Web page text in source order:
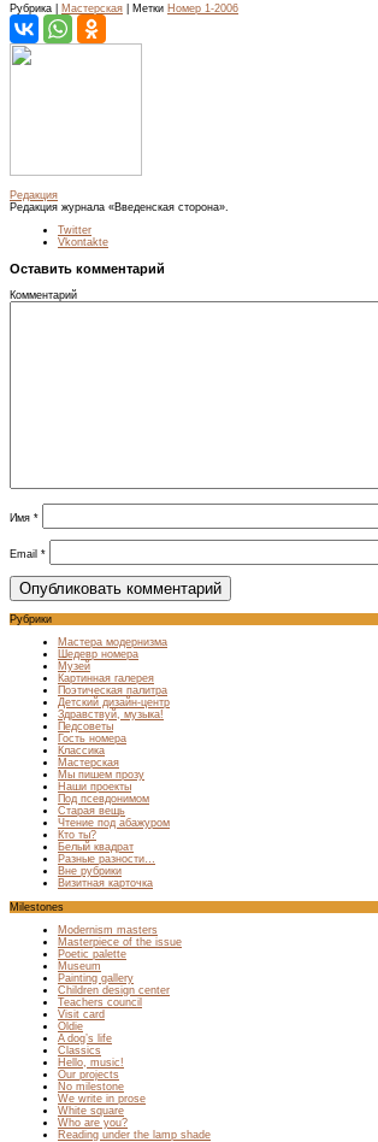
Рубрика | Мастерская | Метки Номер 1-2006
Редакция
Редакция журнала «Введенская сторона».
Twitter
Vkontakte
Оставить комментарий
Комментарий
Имя *
Email *
Рубрики
Мастера модернизма
Шедевр номера
Музей
Картинная галерея
Поэтическая палитра
Детский дизайн-центр
Здравствуй, музыка!
Педсоветы
Гость номера
Классика
Мастерская
Мы пишем прозу
Наши проекты
Под псевдонимом
Старая вещь
Чтение под абажуром
Кто ты?
Белый квадрат
Разные разности…
Вне рубрики
Визитная карточка
Milestones
Modernism masters
Masterpiece of the issue
Poetic palette
Museum
Painting gallery
Children design center
Teachers council
Visit card
Oldie
A dog’s life
Classics
Hello, music!
Our projects
No milestone
We write in prose
White square
Who are you?
Reading under the lamp shade